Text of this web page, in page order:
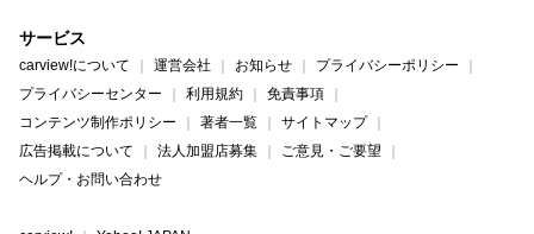
サービス
carview!について 運営会社 お知らせ
プライバシーポリシー
プライバシーセンター
利用規約
免責事項
コンテンツ制作ポリシー
著者一覧
サイトマップ
広告掲載について
法人加盟店募集
ご意見・ご要望
ヘルプ・お問い合わせ